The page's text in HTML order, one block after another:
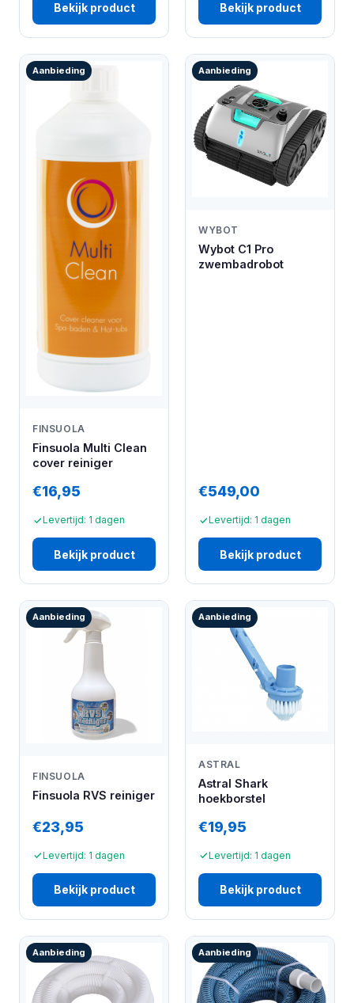
Bekijk product Bekijk product
Aanbieding
FINSUOLA
Finsuola Multi Clean
cover reiniger
€16,95
Levertijd: 1 dagen
Bekijk product
Aanbieding
WYBOT
Wybot C1 Pro
zwembadrobot
€549,00
Levertijd: 1 dagen
Bekijk product
Aanbieding
FINSUOLA
Finsuola RVS reiniger
€23,95
Levertijd: 1 dagen
Bekijk product
Aanbieding
ASTRAL
Astral Shark
hoekborstel
€19,95
Levertijd: 1 dagen
Bekijk product
Aanbieding Aanbieding